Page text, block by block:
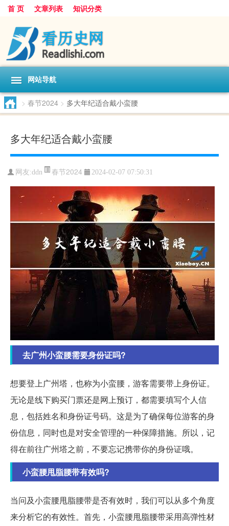
首 页 文章列表 知识分类
网站导航
> 春节2024 > 多大年纪适合戴小蛮腰
多大年纪适合戴小蛮腰
网友:ddn 春节2024 2024-02-07 07:50:31
去广州小蛮腰需要身份证吗?
想要登上广州塔，也称为小蛮腰，游客需要带上身份证。
无论是线下购买门票还是网上预订，都需要填写个人信
息，包括姓名和身份证号码。这是为了确保每位游客的身
份信息，同时也是对安全管理的一种保障措施。所以，记
得在前往广州塔之前，不要忘记携带你的身份证哦。
小蛮腰甩脂腰带有效吗?
当问及小蛮腰甩脂腰带是否有效时，我们可以从多个角度
来分析它的有效性。首先，小蛮腰甩脂腰带采用高弹性材